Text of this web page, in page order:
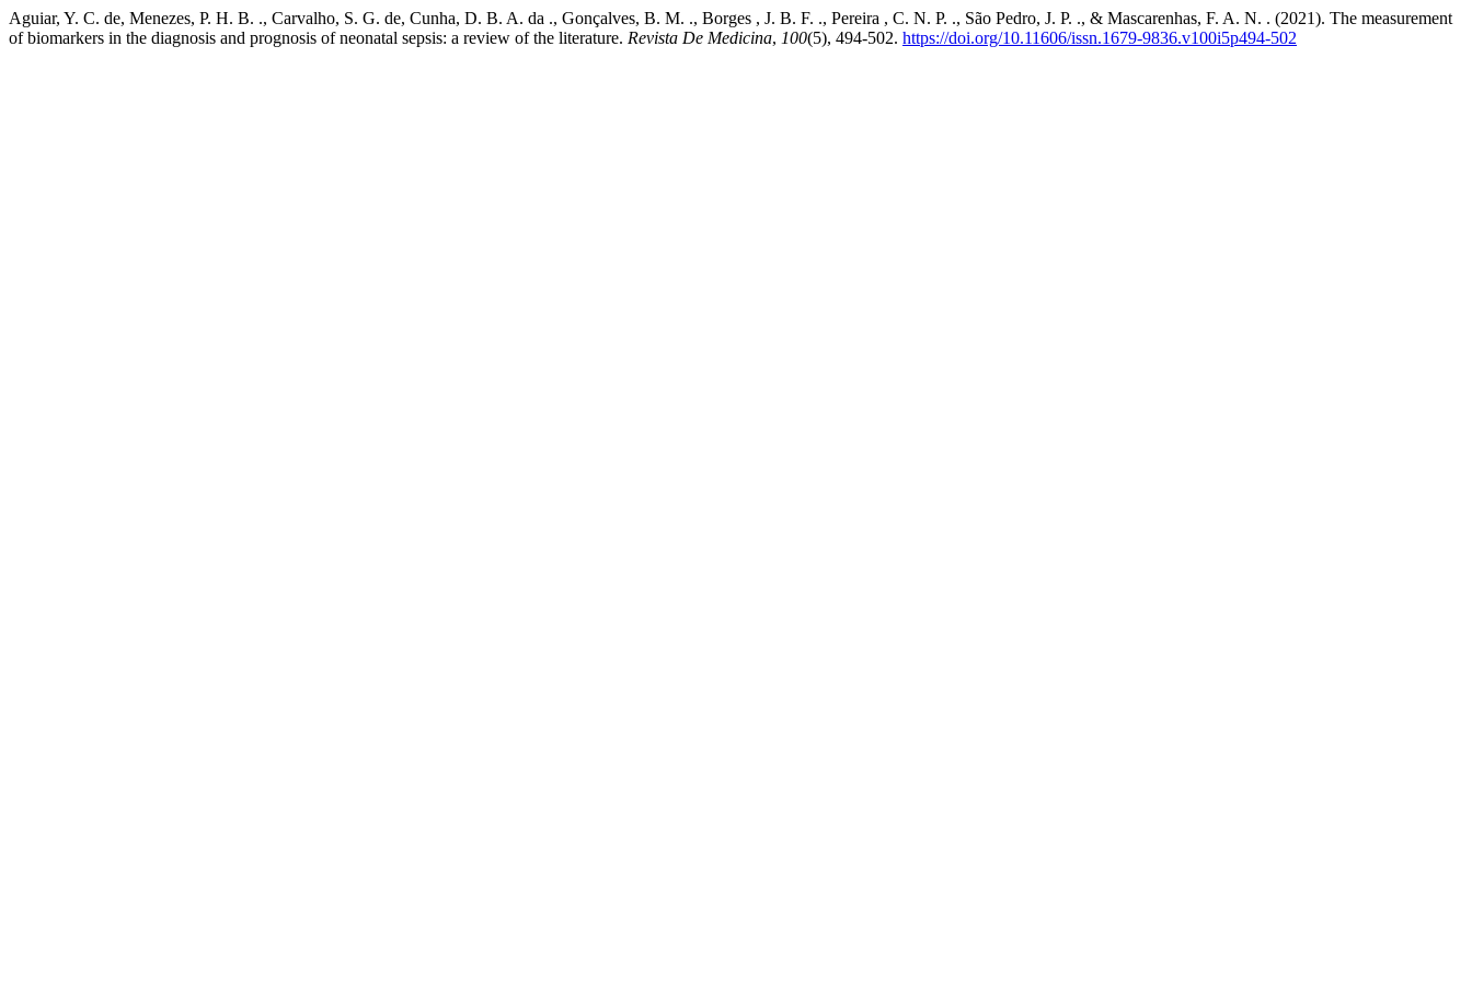
Aguiar, Y. C. de, Menezes, P. H. B. ., Carvalho, S. G. de, Cunha, D. B. A. da ., Gonçalves, B. M. ., Borges , J. B. F. ., Pereira , C. N. P. ., São Pedro, J. P. ., & Mascarenhas, F. A. N. . (2021). The measurement
of biomarkers in the diagnosis and prognosis of neonatal sepsis: a review of the literature. Revista De Medicina, 100(5), 494-502. https://doi.org/10.11606/issn.1679-9836.v100i5p494-502